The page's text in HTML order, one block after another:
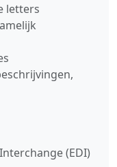
letters
(EDI)